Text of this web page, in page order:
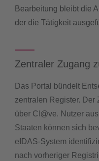
Bearbeitung bleibt die
der die Tätigkeit
Zentraler Zugang
Das Portal bündelt
zentralen Register. Der
über Cl@ve. Nutzer
Staaten können sich
eIDAS-System
nach vorheriger